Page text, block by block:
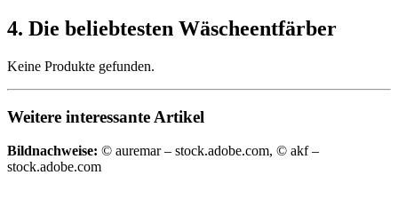
4. Die beliebtesten Wäscheentfärber
Keine Produkte gefunden.
Weitere interessante Artikel
Bildnachweise: © auremar – stock.adobe.com, © akf –
stock.adobe.com